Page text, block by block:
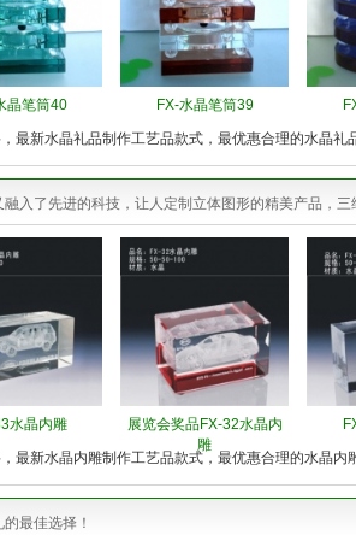
晶笔筒40 FX-水晶笔筒39
最新水晶礼品制作工艺品款式，最优惠合理的水晶礼
入了先进的科技，让人定制立体图形的精美产品，三
水晶内雕
展览会奖品FX-32水晶内
雕
最新水晶内雕制作工艺品款式，最优惠合理的水晶内
最佳选择！